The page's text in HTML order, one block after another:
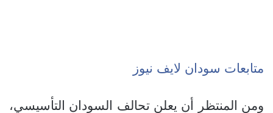
متابعات سودان لايف نيوز
ومن المنتظر أن يعلن تحالف السودان التأسيسي،